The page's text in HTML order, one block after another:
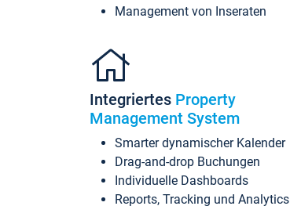
Management von Inseraten
Integriertes Property
Management System
Smarter dynamischer Kalender
Drag-and-drop Buchungen
Individuelle Dashboards
Reports, Tracking und Analytics